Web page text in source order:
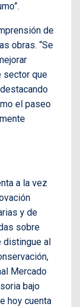
de
obras. “Se
sector que
el paseo
a la vez
y de
sobre
distingue al
Mercado
bajo
hoy cuenta